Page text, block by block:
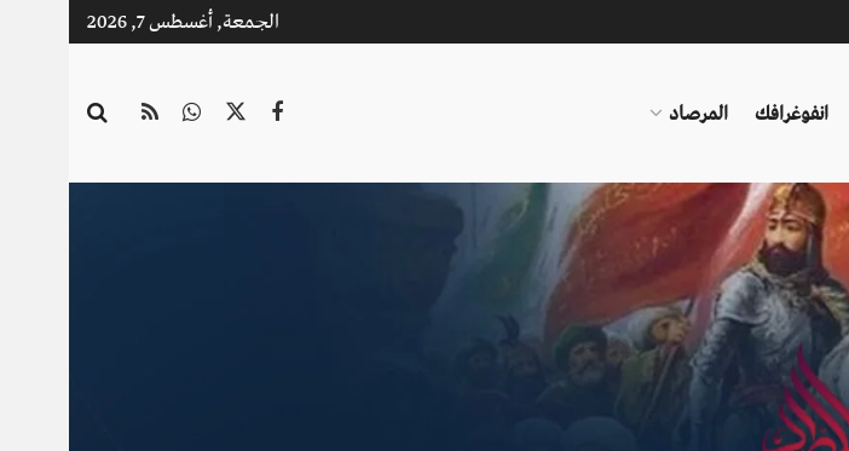
الجمعة, أغسطس 7, 2026
انفوغرافك المرصاد